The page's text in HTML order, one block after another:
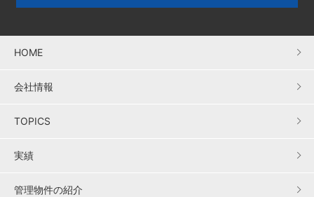
HOME
会社情報
TOPICS
実績
管理物件の紹介